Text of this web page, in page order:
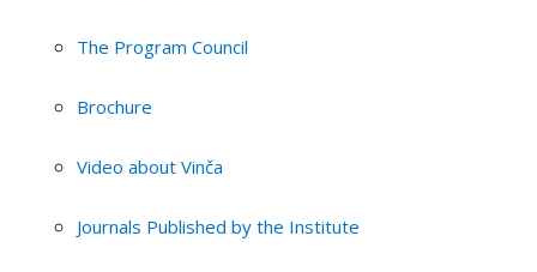
The Program Council
Brochure
Video about Vinča
Journals Published by the Institute